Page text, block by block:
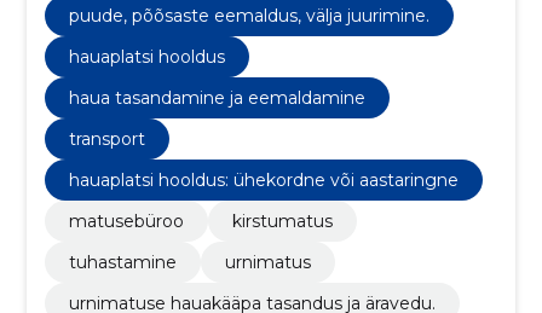
puude, põõsaste eemaldus, välja juurimine.
hauaplatsi hooldus
haua tasandamine ja eemaldamine
transport
hauaplatsi hooldus: ühekordne või aastaringne
matusebüroo
kirstumatus
tuhastamine
urnimatus
urnimatuse hauakääpa tasandus ja äravedu.